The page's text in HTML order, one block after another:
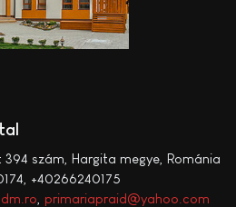
394 szám, Hargita megye, Románia
+40266240175
primariapraid@yahoo.com